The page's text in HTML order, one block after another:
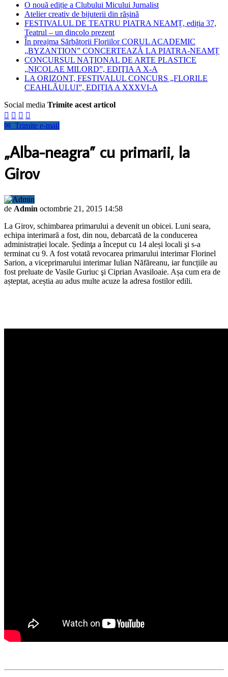
O nouă ediție a Clubului Micului Jurnalist
Atelier creativ de bijuterii din rășină
FESTIVALUL DE TEATRU PIATRA NEAMȚ, ediția 37,
Teatrul – un dincolo prezent
În preajma Sărbătorii Floriilor CORUL ACADEMIC
„BYZANTION” CONCERTEAZĂ LA PIATRA-NEAMȚ
CONCURSUL NAŢIONAL DE ARTE PLASTICE
„NICOLAE MILORD”, EDIŢIA A X-A
LA ORIZONT, FESTIVALUL CONCURS „FLORILE
CEAHLĂULUI”, EDIȚIA A XXXVI-A
Social media Trimite acest articol
   
✉ Trimite e-mail
„Alba-neagra” cu primarii, la
Girov
de Admin octombrie 21, 2015 14:58
La Girov, schimbarea primarului a devenit un obicei. Luni seara,
echipa interimară a fost, din nou, debarcată de la conducerea
administrației locale. Ședinţa a început cu 14 aleși locali şi s-a
terminat cu 9. A fost votată revocarea primarului interimar Florinel
Sarion, a viceprimarului interimar Iulian Năfăreanu, iar funcțiile au
fost preluate de Vasile Guriuc şi Ciprian Avasiloaie. Așa cum era de
așteptat, aceștia au adus multe acuze la adresa fostilor edili.